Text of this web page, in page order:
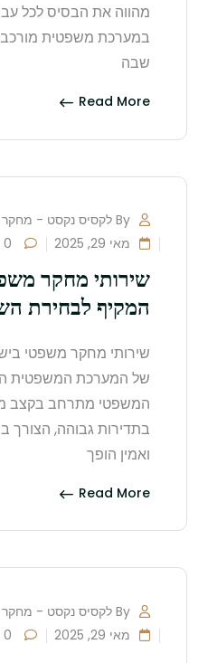
מהווה את הבסיס לכל
במערכת משפטית
שבה
Read More
By לקסיס נקסט - מחקר וחיפוש משפטי
מאי 29, 2025
שירותי מחקר
המקיף לבחירת
שירותי מחקר משפטי
של המערכת המשפטית
המשפטי מתרחב בקצב
בתדירות גבוהה, הצורך
ואמין הופך
Read More
By לקסיס נקסט - מחקר וחיפוש משפטי
מאי 29, 2025